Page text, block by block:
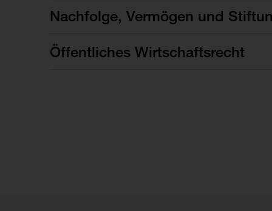
Nachfolge, Vermögen und
Öffentliches Wirtschaftsrecht